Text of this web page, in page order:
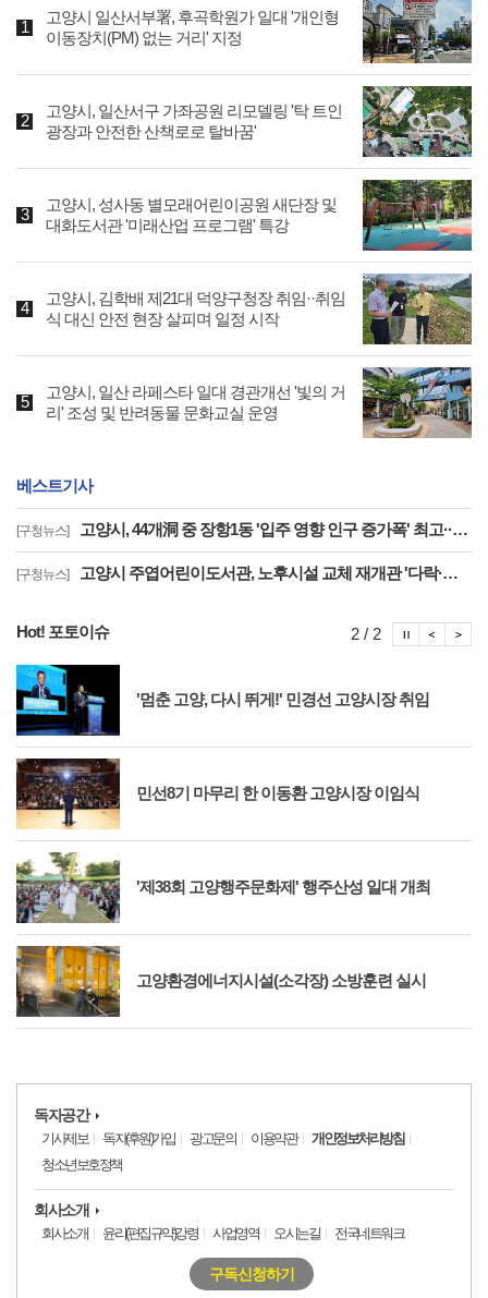
고양시 일산서부署, 후곡학원가 일대 '개인형
이동장치(PM) 없는 거리' 지정
고양시, 일산서구 가좌공원 리모델링 '탁 트인
광장과 안전한 산책로로 탈바꿈'
고양시, 성사동 별모래어린이공원 새단장 및
대화도서관 '미래산업 프로그램' 특강
고양시, 김학배 제21대 덕양구청장 취임··취임
식 대신 안전 현장 살피며 일정 시작
고양시, 일산 라페스타 일대 경관개선 '빛의 거
리' 조성 및 반려동물 문화교실 운영
베스트기사
[구청뉴스] 고양시, 44개洞 중 장항1동 '입주 영향 인구 증가폭' 최고··풍산동도 증가세 지속
[구청뉴스] 고양시 주엽어린이도서관, 노후시설 교체 재개관 '다락·아기 독서공간 등 조성'
Hot! 포토이슈
'멈춘 고양, 다시 뛰게!' 민경선 고양시장 취임
민선8기 마무리 한 이동환 고양시장 이임식
'제38회 고양행주문화제' 행주산성 일대 개최
고양환경에너지시설(소각장) 소방훈련 실시
2 / 2 포
포토이
독자공간
기사제보 독자(후원)가입 광고문의 이용약관
개인정보처리방침
청소년보호정책
회사소개
회사소개 윤리(편집규약)강령 사업영역 오시는길 전국네트워크
구독신청하기